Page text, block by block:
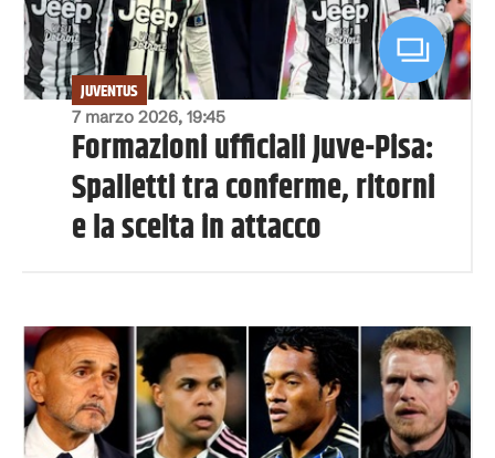
7 marzo 2026, 19:45
JUVENTUS
Formazioni ufficiali Juve-Pisa:
Spalletti tra conferme, ritorni
e la scelta in attacco